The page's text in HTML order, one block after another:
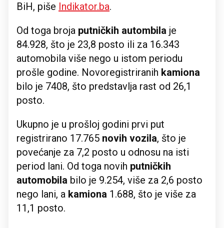
BiH, piše Indikator.ba.
Od toga broja putničkih autombila je
84.928, što je 23,8 posto ili za 16.343
automobila više nego u istom periodu
prošle godine. Novoregistriranih kamiona
bilo je 7408, što predstavlja rast od 26,1
posto.
Ukupno je u prošloj godini prvi put
registrirano 17.765 novih vozila, što je
povećanje za 7,2 posto u odnosu na isti
period lani. Od toga novih putničkih
automobila bilo je 9.254, više za 2,6 posto
nego lani, a kamiona 1.688, što je više za
11,1 posto.